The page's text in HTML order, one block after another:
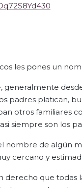
les pones un
padres platican,
otros familiares
siempre son los
nombre de algún
cercano y
que todas